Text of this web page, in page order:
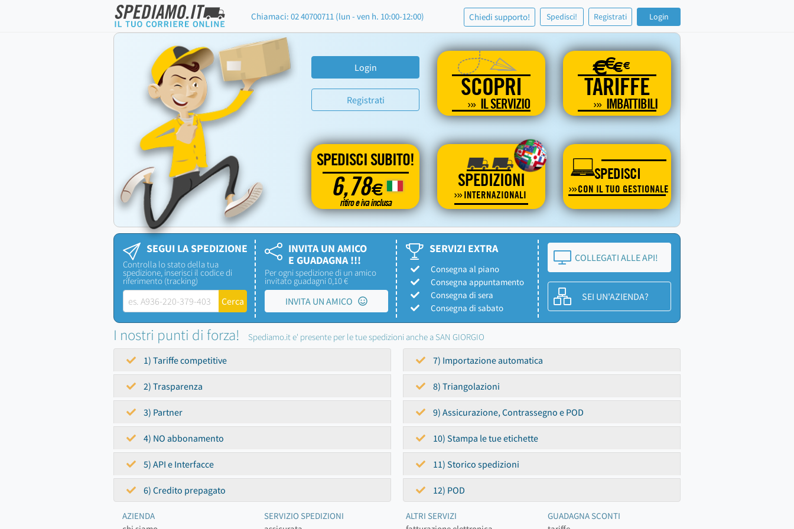
Chiamaci: 02 40700711 (lun - ven h. 10:00-12:00) Chiedi supporto! Spedisci! Registrati Login
Login
Registrati SCOPRI
IL SERVIZIO
€€€€
TARIFFE
IMBATTIBILI
SPEDISCI SUBITO!
6,78€
ritiro e iva inclusa
SPEDIZIONI
INTERNAZIONALI
SPEDISCI
CON IL TUO GESTIONALE
SEGUI LA SPEDIZIONE
Controlla lo stato della tua
spedizione, inserisci il codice di
riferimento (tracking)
INVITA UN AMICO
E GUADAGNA !!!
Per ogni spedizione di un amico
invitato guadagni 0,10 €
INVITA UN AMICO
SERVIZI EXTRA
Consegna al piano
Consegna appuntamento
Consegna di sera
Consegna di sabato
COLLEGATI ALLE API!
SEI UN'AZIENDA?
I nostri punti di forza! Spediamo.it e' presente per le tue spedizioni anche a SAN GIORGIO
1) Tariffe competitive
2) Trasparenza
3) Partner
4) NO abbonamento
5) API e Interfacce
6) Credito prepagato
7) Importazione automatica
8) Triangolazioni
9) Assicurazione, Contrassegno e POD
10) Stampa le tue etichette
11) Storico spedizioni
12) POD
AZIENDA
SERVIZIO SPEDIZIONI
ALTRI SERVIZI
GUADAGNA SCONTI